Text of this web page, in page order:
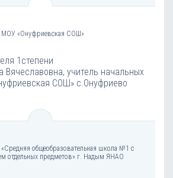
МОУ «Онуфриевская СОШ»
1степени
Вячеславовна, учитель начальных
СОШ» с.Онуфриево
общеобразовательная школа №1 с
отдельных предметов» г. Надым ЯНАО